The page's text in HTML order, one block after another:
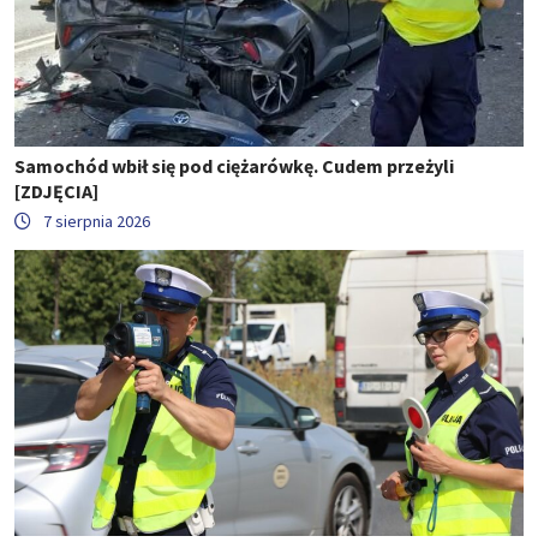
Samochód wbił się pod ciężarówkę. Cudem przeżyli
[ZDJĘCIA]
7 sierpnia 2026